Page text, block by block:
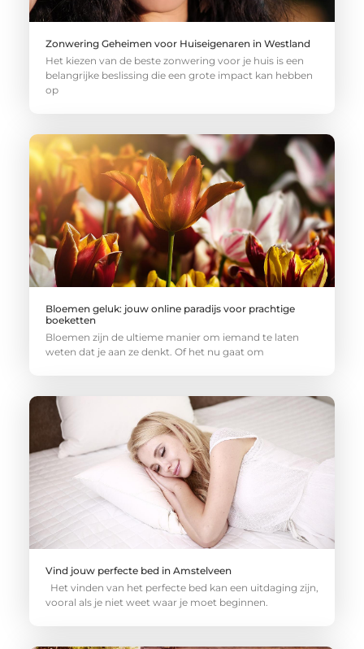
Zonwering Geheimen voor Huiseigenaren in Westland
Het kiezen van de beste zonwering voor je huis is een
belangrijke beslissing die een grote impact kan hebben
op
Bloemen geluk: jouw online paradijs voor prachtige
boeketten
Bloemen zijn de ultieme manier om iemand te laten
weten dat je aan ze denkt. Of het nu gaat om
Vind jouw perfecte bed in Amstelveen
Het vinden van het perfecte bed kan een uitdaging zijn,
vooral als je niet weet waar je moet beginnen.